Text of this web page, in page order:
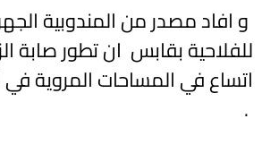
و افاد مصدر من المندوبية
للفلاحية بقابس ان تطور صابة
اتساع في المساحات المروية في
.